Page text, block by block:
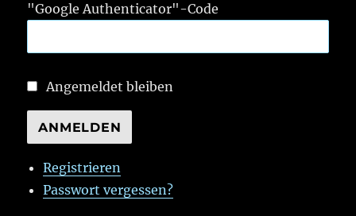
"Google Authenticator"-Code
Angemeldet bleiben
ANMELDEN
Registrieren
Passwort vergessen?